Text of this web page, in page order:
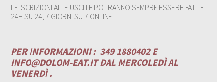
LE ISCRIZIONI ALLE USCITE POTRANNO SEMPRE ESSERE FATTE
24H SU 24, 7 GIORNI SU 7 ONLINE.
PER INFORMAZIONI : 349 1880402 E
INFO@DOLOM-EAT.ITDAL MERCOLEDÌ AL
VENERDÌ .